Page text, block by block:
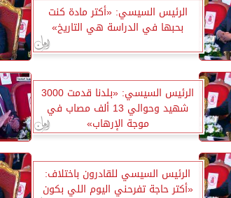
الرئيس السيسي: «أكتر مادة كنت
بحبها في الدراسة هي التاريخ»
الرئيس السيسي: «بلدنا قدمت 3000
شهيد وحوالي 13 ألف مصاب في
موجة الإرهاب»
الرئيس السيسي للقادرون باختلاف:
«أكتر حاجة تفرحني اليوم اللي بكون